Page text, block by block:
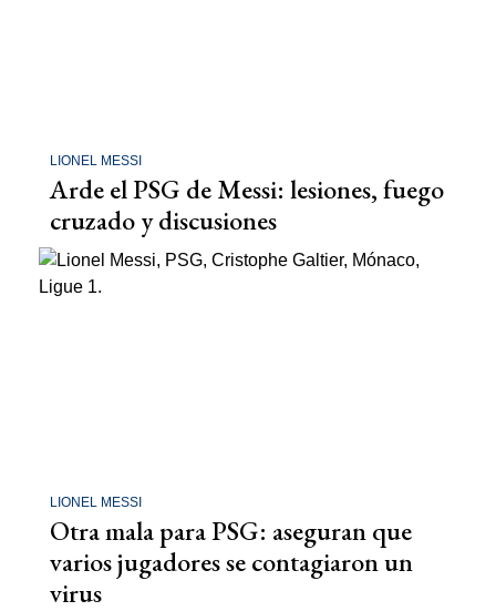
LIONEL MESSI
Arde el PSG de Messi: lesiones, fuego
cruzado y discusiones
LIONEL MESSI
Otra mala para PSG: aseguran que
varios jugadores se contagiaron un
virus